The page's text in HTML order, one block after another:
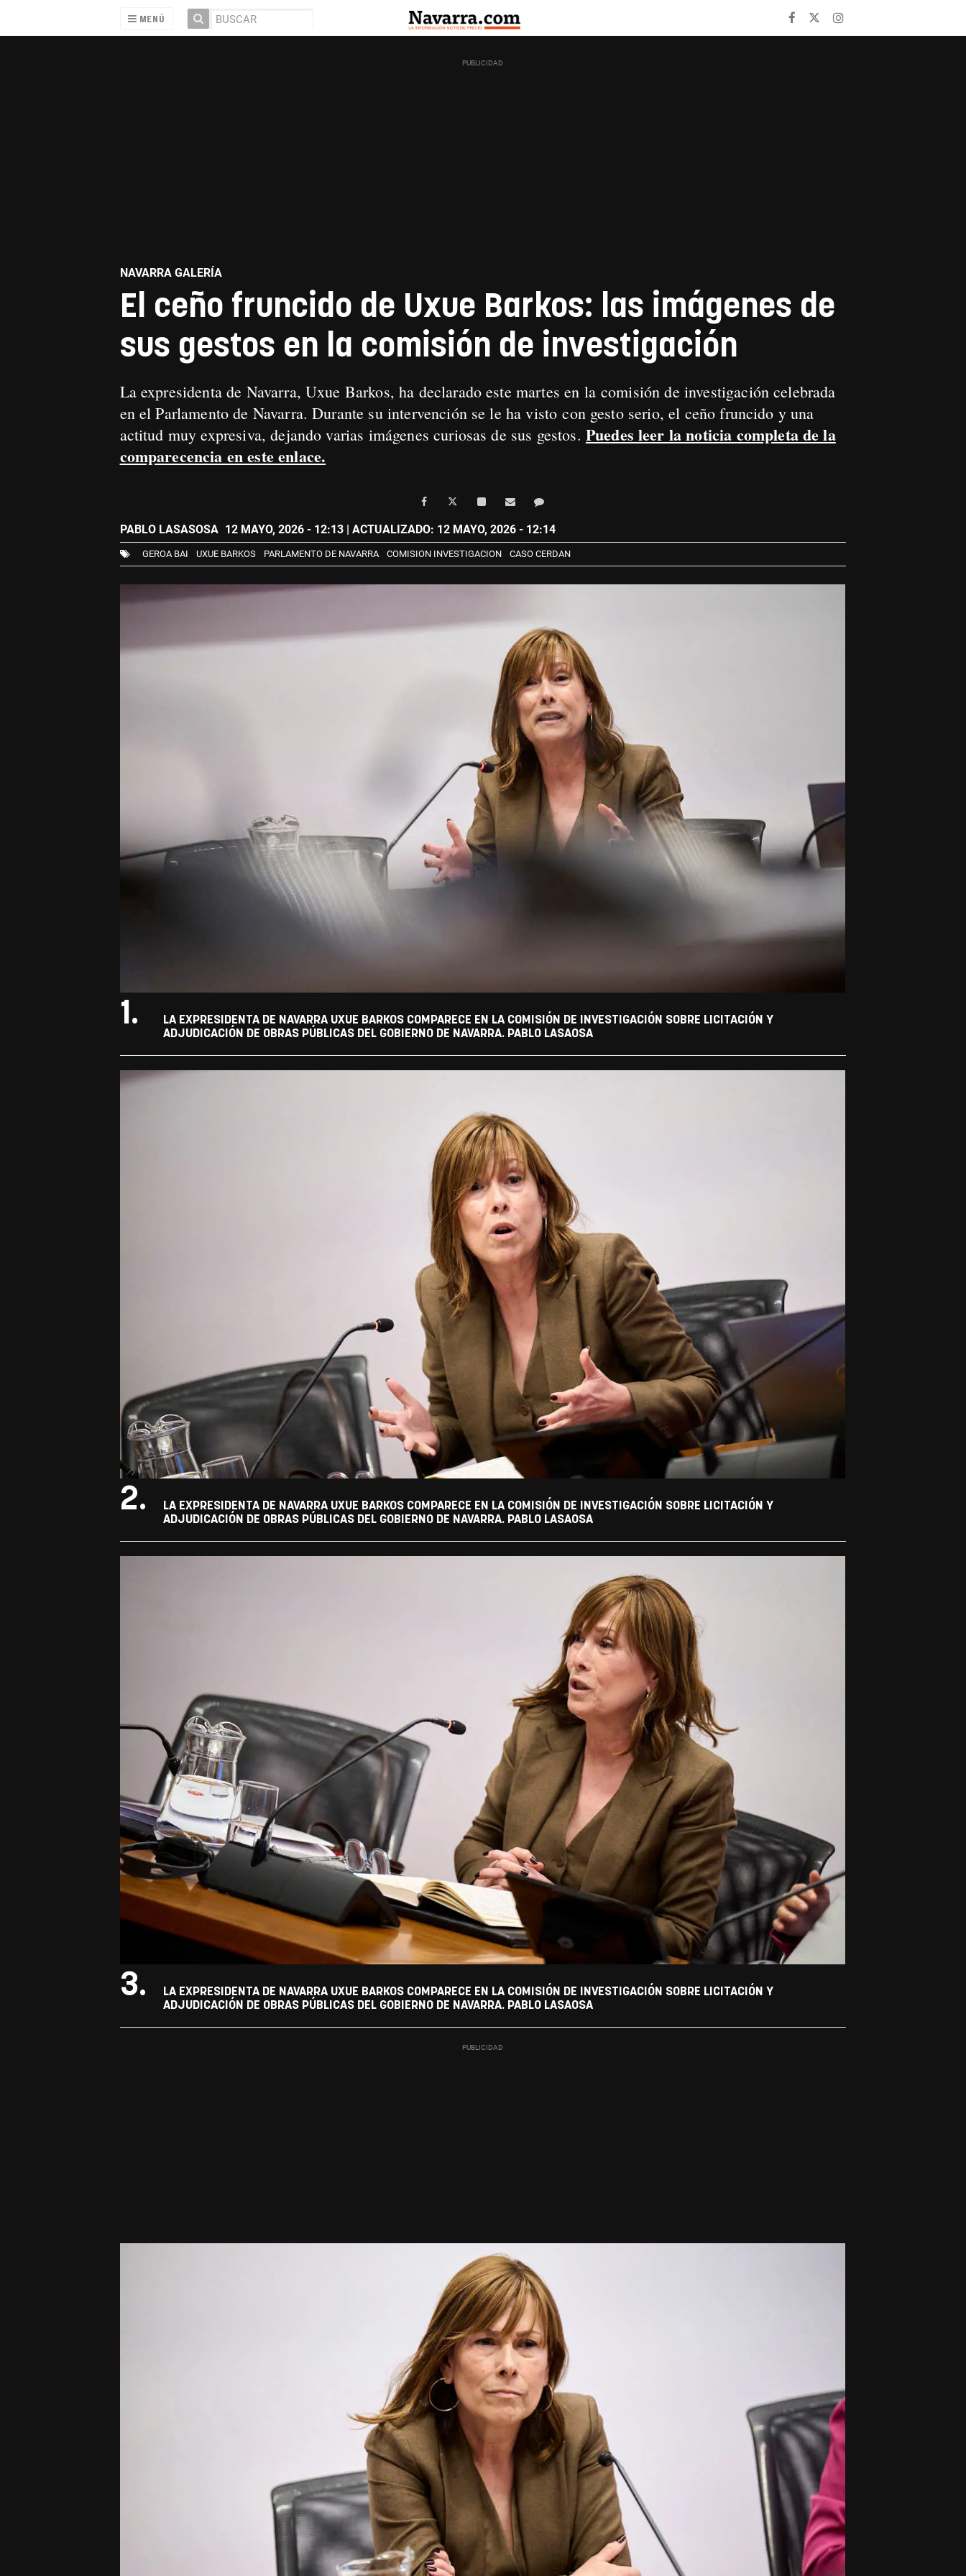
MENÚ
NAVARRA GALERÍA
El ceño fruncido de Uxue Barkos: las imágenes de
sus gestos en la comisión de investigación
La expresidenta de Navarra, Uxue Barkos, ha declarado este martes en la comisión de investigación celebrada
en el Parlamento de Navarra. Durante su intervención se le ha visto con gesto serio, el ceño fruncido y una
actitud muy expresiva, dejando varias imágenes curiosas de sus gestos. Puedes leer la noticia completa de la
comparecencia en este enlace.
PABLO LASASOSA 12 MAYO, 2026 - 12:13| ACTUALIZADO: 12 MAYO, 2026 - 12:14
GEROA BAI UXUE BARKOS PARLAMENTO DE NAVARRA COMISION INVESTIGACION CASO CERDAN
1.
LA EXPRESIDENTA DE NAVARRA UXUE BARKOS COMPARECE EN LA COMISIÓN DE INVESTIGACIÓN SOBRE LICITACIÓN Y
ADJUDICACIÓN DE OBRAS PÚBLICAS DEL GOBIERNO DE NAVARRA. PABLO LASAOSA
2.
LA EXPRESIDENTA DE NAVARRA UXUE BARKOS COMPARECE EN LA COMISIÓN DE INVESTIGACIÓN SOBRE LICITACIÓN Y
ADJUDICACIÓN DE OBRAS PÚBLICAS DEL GOBIERNO DE NAVARRA. PABLO LASAOSA
3.
LA EXPRESIDENTA DE NAVARRA UXUE BARKOS COMPARECE EN LA COMISIÓN DE INVESTIGACIÓN SOBRE LICITACIÓN Y
ADJUDICACIÓN DE OBRAS PÚBLICAS DEL GOBIERNO DE NAVARRA. PABLO LASAOSA